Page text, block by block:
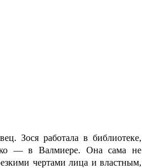
Зося работала в библиотеке,
— в Валмиере. Она сама не
чертами лица и властным,